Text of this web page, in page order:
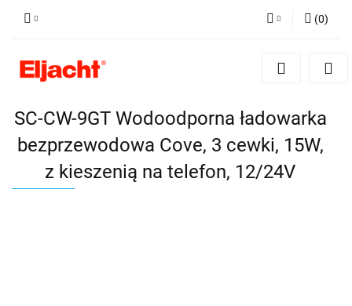
Zaloguj się
(0)
SC-CW-9GT Wodoodporna ładowarka
bezprzewodowa Cove, 3 cewki, 15W,
z kieszenią na telefon, 12/24V